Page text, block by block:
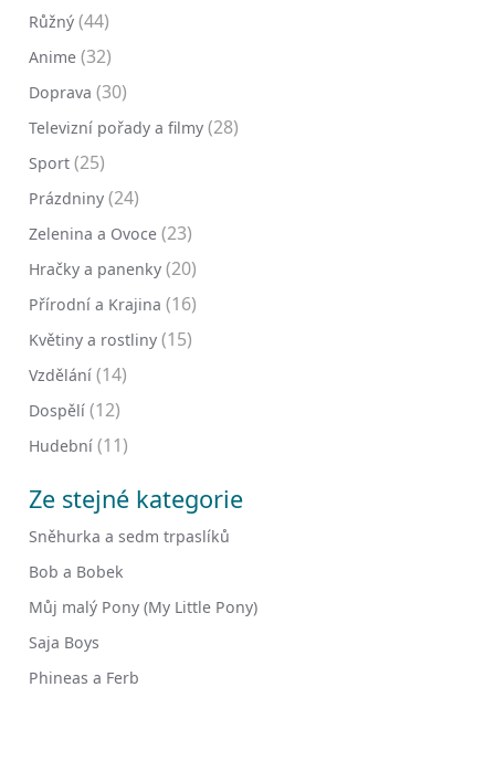
Růžný (44)
Anime (32)
Doprava (30)
Televizní pořady a filmy (28)
Sport (25)
Prázdniny (24)
Zelenina a Ovoce (23)
Hračky a panenky (20)
Přírodní a Krajina (16)
Květiny a rostliny (15)
Vzdělání (14)
Dospělí (12)
Hudební (11)
Ze stejné kategorie
Sněhurka a sedm trpaslíků
Bob a Bobek
Můj malý Pony (My Little Pony)
Saja Boys
Phineas a Ferb